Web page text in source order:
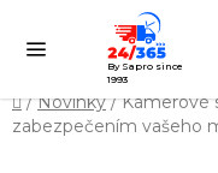
obsah
By Sapro since
1993
Domů
/ Novinky / Kamerové
zabezpečením vašeho